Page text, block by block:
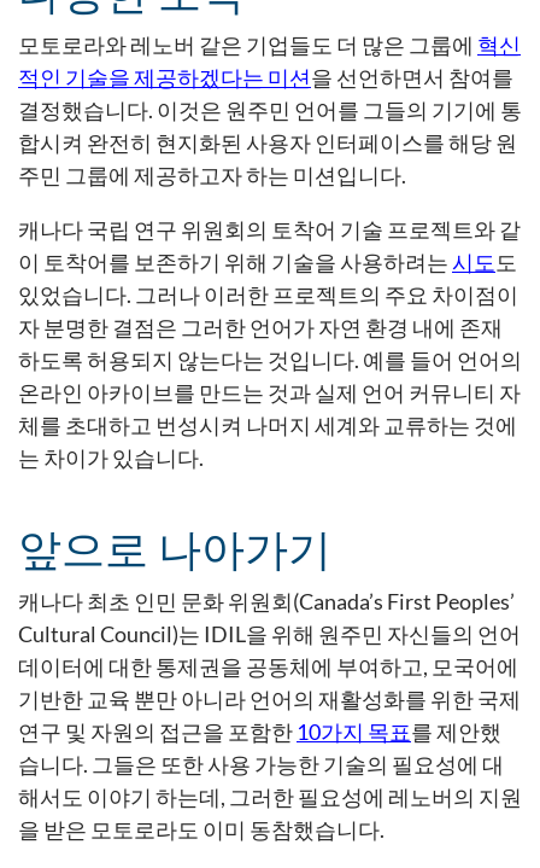
모토로라와 레노버 같은 기업들도 더 많은 그룹에 혁신
적인 기술을 제공하겠다는 미션을 선언하면서 참여를
결정했습니다. 이것은 원주민 언어를 그들의 기기에 통
합시켜 완전히 현지화된 사용자 인터페이스를 해당 원
주민 그룹에 제공하고자 하는 미션입니다.
캐나다 국립 연구 위원회의 토착어 기술 프로젝트와 같
이 토착어를 보존하기 위해 기술을 사용하려는시도 도
있었습니다. 그러나 이러한 프로젝트의 주요 차이점이
자 분명한 결점은 그러한 언어가 자연 환경 내에 존재
하도록 허용되지 않는다는 것입니다. 예를 들어 언어의
온라인 아카이브를 만드는 것과 실제 언어 커뮤니티 자
체를 초대하고 번성시켜 나머지 세계와 교류하는 것에
는 차이가 있습니다.
앞으로 나아가기
캐나다 최초 인민 문화 위원회(Canada’s First Peoples’
Cultural Council)는 IDIL을 위해 원주민 자신들의 언어
데이터에 대한 통제권을 공동체에 부여하고, 모국어에
기반한 교육 뿐만 아니라 언어의 재활성화를 위한 국제
연구 및 자원의 접근을 포함한 10가지 목표를 제안했
습니다. 그들은 또한 사용 가능한 기술의 필요성에 대
해서도 이야기 하는데, 그러한 필요성에 레노버의 지원
을 받은 모토로라도 이미 동참했습니다.